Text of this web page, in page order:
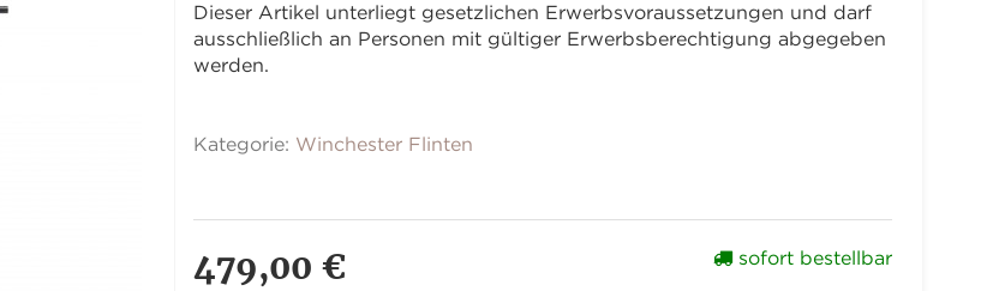
Dieser Artikel unterliegt gesetzlichen Erwerbsvoraussetzungen und darf
ausschließlich an Personen mit gültiger Erwerbsberechtigung abgegeben
werden.
Kategorie: Winchester Flinten
479,00 € sofort bestellbar